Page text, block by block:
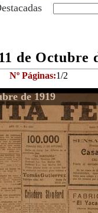
de Octubre
Nº Páginas:1/2
de 1919